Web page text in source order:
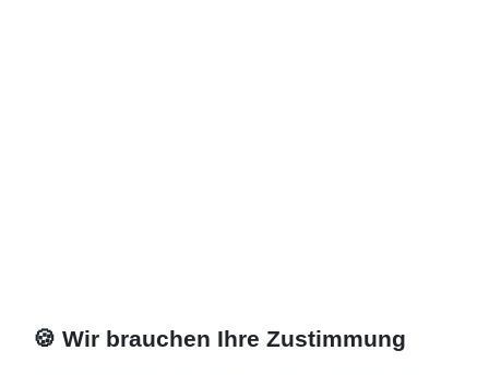
🍪 Wir brauchen Ihre Zustimmung